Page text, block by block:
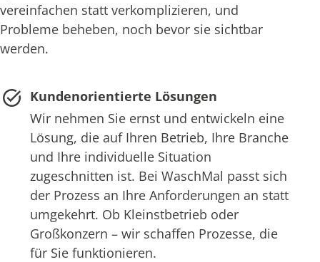
vereinfachen statt verkomplizieren, und
Probleme beheben, noch bevor sie sichtbar
werden.
Kundenorientierte Lösungen
Wir nehmen Sie ernst und entwickeln eine
Lösung, die auf Ihren Betrieb, Ihre Branche
und Ihre individuelle Situation
zugeschnitten ist. Bei WaschMal passt sich
der Prozess an Ihre Anforderungen an statt
umgekehrt. Ob Kleinstbetrieb oder
Großkonzern – wir schaffen Prozesse, die
für Sie funktionieren.